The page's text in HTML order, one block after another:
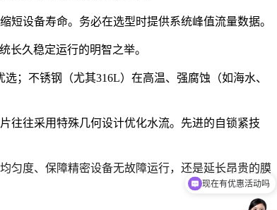
短设备寿命。务必在选型时提供系统峰值流量数据。
长久稳定运行的明智之举。
；不锈钢（尤其316L）在高温、强腐蚀（如海水、
往往采用特殊几何设计优化水流。先进的自锁紧技
匀度、保障精密设备无故障运行，还是延长昂贵的膜
可以介绍下你们的产品么
现在有优惠活动吗